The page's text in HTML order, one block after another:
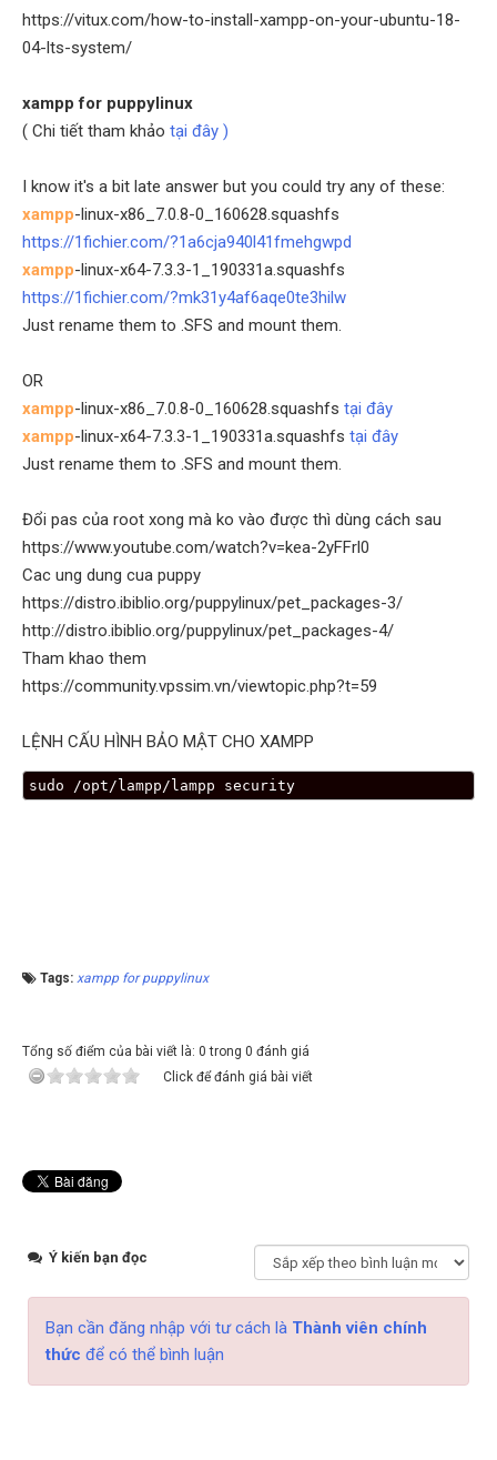
https://vitux.com/how-to-install-xampp-on-your-ubuntu-18-
04-lts-system/
xampp for puppylinux
( Chi tiết tham khảo tại đây )
I know it's a bit late answer but you could try any of these:
xampp-linux-x86_7.0.8-0_160628.squashfs
https://1fichier.com/?1a6cja940l41fmehgwpd
xampp-linux-x64-7.3.3-1_190331a.squashfs
https://1fichier.com/?mk31y4af6aqe0te3hilw
Just rename them to .SFS and mount them.
OR
xampp-linux-x86_7.0.8-0_160628.squashfs tại đây
xampp-linux-x64-7.3.3-1_190331a.squashfs tại đây
Just rename them to .SFS and mount them.
Đổi pas của root xong mà ko vào được thì dùng cách sau
https://www.youtube.com/watch?v=kea-2yFFrl0
Cac ung dung cua puppy
https://distro.ibiblio.org/puppylinux/pet_packages-3/
http://distro.ibiblio.org/puppylinux/pet_packages-4/
Tham khao them
https://community.vpssim.vn/viewtopic.php?t=59
LỆNH CẤU HÌNH BẢO MẬT CHO XAMPP
sudo /opt/lampp/lampp security
Tags: xampp for puppylinux
Tổng số điểm của bài viết là: 0 trong 0 đánh giá
Click để đánh giá bài viết
Ý kiến bạn đọc
Bạn cần đăng nhập với tư cách là Thành viên chính
thức để có thể bình luận